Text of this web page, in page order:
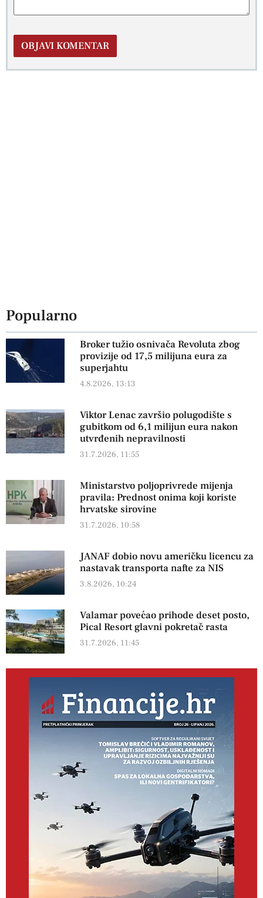
Popularno
Broker tužio osnivača Revoluta zbog
provizije od 17,5 milijuna eura za
superjahtu
4.8.2026, 13:13
Viktor Lenac završio polugodište s
gubitkom od 6,1 milijun eura nakon
utvrđenih nepravilnosti
31.7.2026, 11:55
Ministarstvo poljoprivrede mijenja
pravila: Prednost onima koji koriste
hrvatske sirovine
31.7.2026, 10:58
JANAF dobio novu američku licencu za
nastavak transporta nafte za NIS
3.8.2026, 10:24
Valamar povećao prihode deset posto,
Pical Resort glavni pokretač rasta
31.7.2026, 11:45